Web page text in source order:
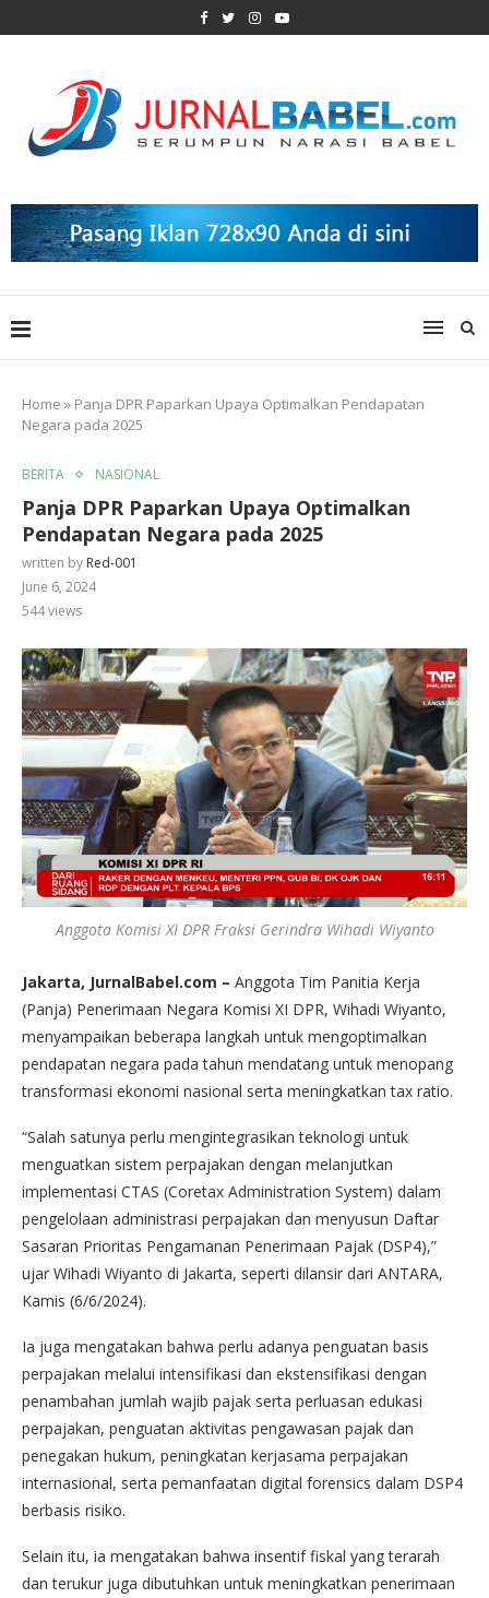
Home » Panja DPR Paparkan Upaya Optimalkan Pendapatan
Negara pada 2025
BERITA NASIONAL
Panja DPR Paparkan Upaya Optimalkan
Pendapatan Negara pada 2025
written by Red-001
June 6, 2024
544views
Anggota Komisi XI DPR Fraksi Gerindra Wihadi Wiyanto
Jakarta, JurnalBabel.com – Anggota Tim Panitia Kerja
(Panja) Penerimaan Negara Komisi XI DPR, Wihadi Wiyanto,
menyampaikan beberapa langkah untuk mengoptimalkan
pendapatan negara pada tahun mendatang untuk menopang
transformasi ekonomi nasional serta meningkatkan tax ratio.
“Salah satunya perlu mengintegrasikan teknologi untuk
menguatkan sistem perpajakan dengan melanjutkan
implementasi CTAS (Coretax Administration System) dalam
pengelolaan administrasi perpajakan dan menyusun Daftar
Sasaran Prioritas Pengamanan Penerimaan Pajak (DSP4),”
ujar Wihadi Wiyanto di Jakarta, seperti dilansir dari ANTARA,
Kamis (6/6/2024).
Ia juga mengatakan bahwa perlu adanya penguatan basis
perpajakan melalui intensifikasi dan ekstensifikasi dengan
penambahan jumlah wajib pajak serta perluasan edukasi
perpajakan, penguatan aktivitas pengawasan pajak dan
penegakan hukum, peningkatan kerjasama perpajakan
internasional, serta pemanfaatan digital forensics dalam DSP4
berbasis risiko.
Selain itu, ia mengatakan bahwa insentif fiskal yang terarah
dan terukur juga dibutuhkan untuk meningkatkan penerimaan